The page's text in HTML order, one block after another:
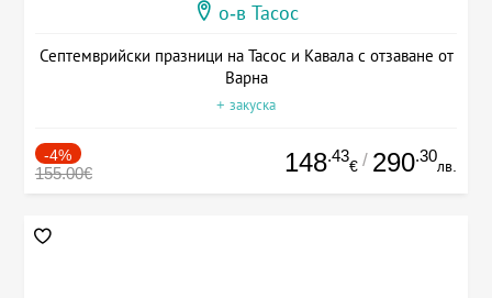
о-в Тасос
Септемврийски празници на Тасос и Кавала с отзаване от
Варна
+ закуска
-4%
155.00€ 148.43
€ / 290.30
лв.